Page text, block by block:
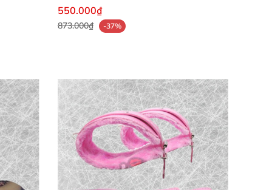
550.000₫
873.000₫ -37%